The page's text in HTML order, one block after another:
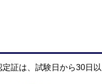
証は、試験日から30日以